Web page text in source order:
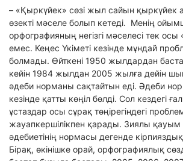
– «Қыркүйек» сөзі жыл сайын қыркүйек
өзекті мәселе болып кетеді. Менің
орфографияның негізгі мәселесі тек осы
емес. Кеңес Үкіметі кезінде мұндай
болмады. Өйткені 1950 жылдардан
кейін 1984 жылдан 2005 жылға дейін
әдеби норманы сақтайтын еді. Әдеби
кезінде қатты көңіл бөлді. Сол кездегі
ұстаздар осы сұрақ төңірегіндегі
жауапкершілікпен қарады. Зиялы қауым
әдебиетінің нормасы дегенде
Бірақ, өкінішке орай, орфографиялық